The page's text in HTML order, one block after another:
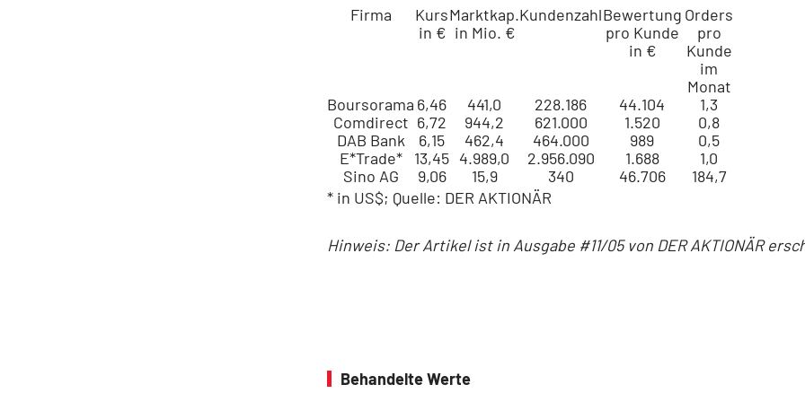
Firma
Kurs
in €
Marktkap.
in Mio. €
KundenzahlBewertung
pro Kunde
in €
Orders
pro
Kunde
im
Monat
Boursorama 6,46 441,0 228.186 44.104
1,3
Comdirect 6,72 944,2 621.000 1.520
0,8
DAB Bank
6,15 462,4 464.000 989
0,5
E*Trade*
13,45 4.989,0 2.956.090 1.688
1,0
Sino AG
9,06 15,9 340 46.706
184,7
* in US$; Quelle: DER AKTIONÄR
Hinweis: Der Artikel ist in Ausgabe #11/05 von DER AKTIONÄR
Behandelte Werte